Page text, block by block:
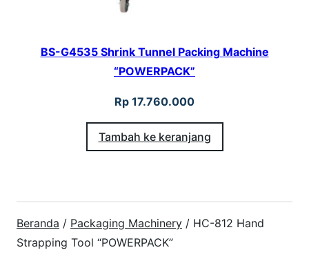
BS-G4535 Shrink Tunnel Packing Machine
“POWERPACK”
Rp 17.760.000
Tambah ke keranjang
Beranda / Packaging Machinery / HC-812 Hand
Strapping Tool “POWERPACK”